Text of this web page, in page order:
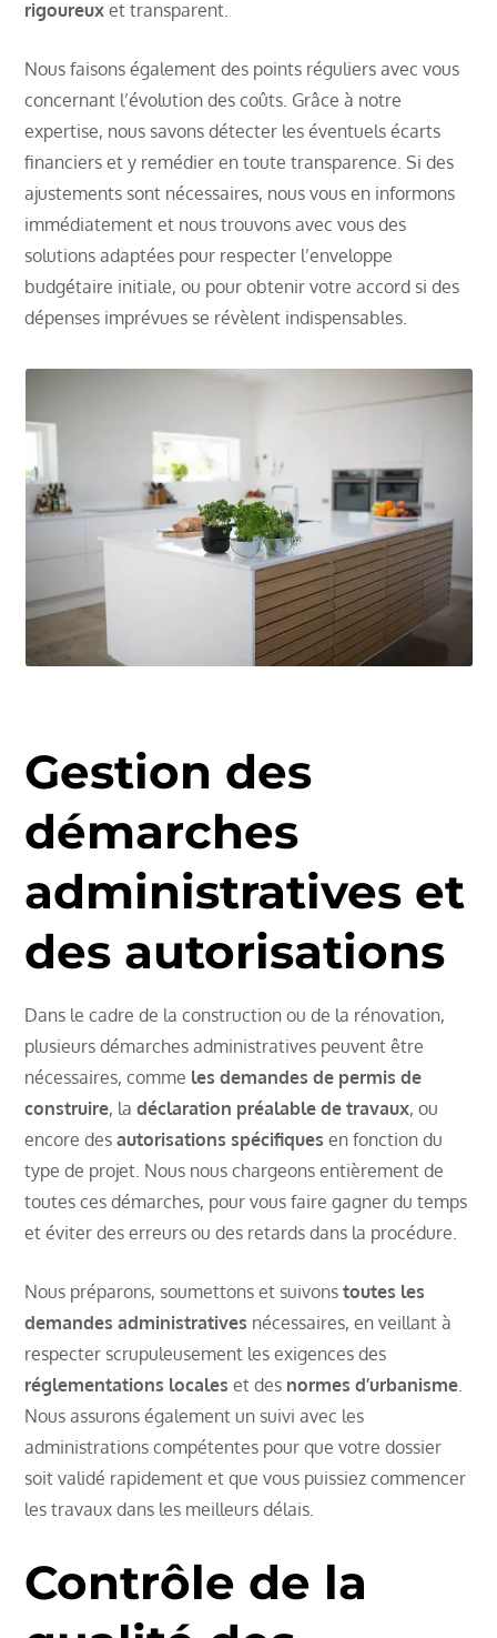
rigoureux et transparent.
Nous faisons également des points réguliers avec vous
concernant l’évolution des coûts. Grâce à notre
expertise, nous savons détecter les éventuels écarts
financiers et y remédier en toute transparence. Si des
ajustements sont nécessaires, nous vous en informons
immédiatement et nous trouvons avec vous des
solutions adaptées pour respecter l’enveloppe
budgétaire initiale, ou pour obtenir votre accord si des
dépenses imprévues se révèlent indispensables.
Gestion des
démarches
administratives et
des autorisations
Dans le cadre de la construction ou de la rénovation,
plusieurs démarches administratives peuvent être
nécessaires, comme les demandes de permis de
construire, ladéclaration préalable de travaux, ou
encore desautorisations spécifiques en fonction du
type de projet. Nous nous chargeons entièrement de
toutes ces démarches, pour vous faire gagner du temps
et éviter des erreurs ou des retards dans la procédure.
Nous préparons, soumettons et suivonstoutes les
demandes administratives nécessaires, en veillant à
respecter scrupuleusement les exigences des
réglementations locales et des normes d’urbanisme
Nous assurons également un suivi avec les
administrations compétentes pour que votre dossier
soit validé rapidement et que vous puissiez commencer
les travaux dans les meilleurs délais.
Contrôle de la